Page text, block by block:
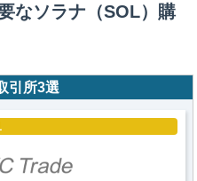
なソラナ（SOL）購
引所3選